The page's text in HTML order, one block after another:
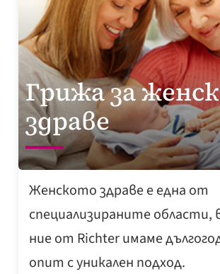
Грижа за
здраве
Женското здраве е една от
специализираните области,
ние от Richter имаме
опит с уникален подход.